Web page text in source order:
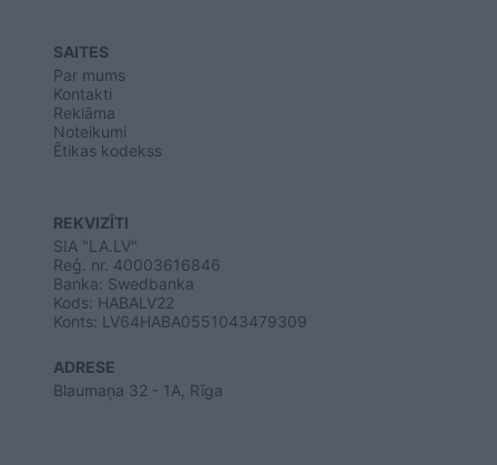
SAITES
Par mums
Kontakti
Reklāma
Noteikumi
Ētikas kodekss
REKVIZĪTI
SIA "LA.LV"
Reģ. nr. 40003616846
Banka: Swedbanka
Kods: HABALV22
Konts: LV64HABA0551043479309
ADRESE
Blaumaņa 32 - 1A, Rīga